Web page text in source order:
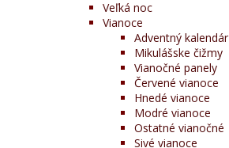
Veľká noc
Vianoce
Adventný kalendár
Mikulášske čižmy
Vianočné panely
Červené vianoce
Hnedé vianoce
Modré vianoce
Ostatné vianočné
Sivé vianoce